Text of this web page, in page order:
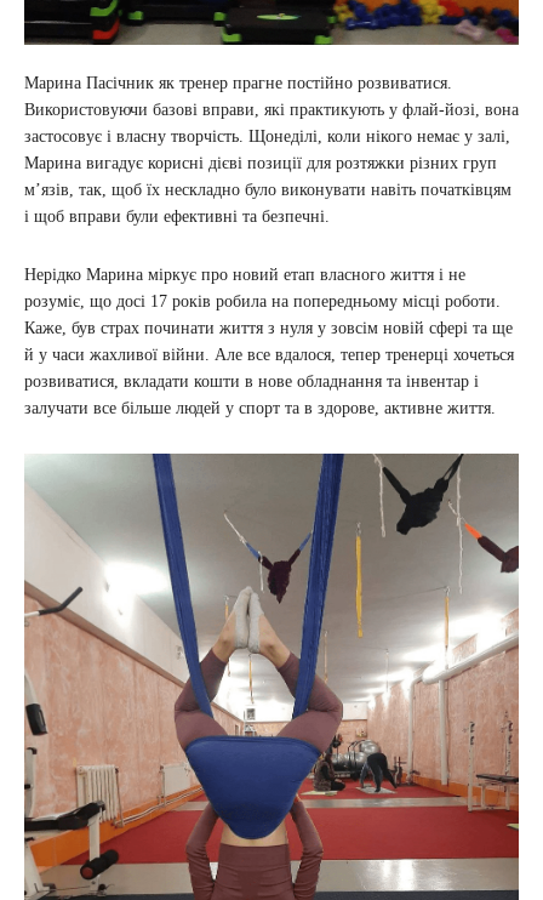
Марина Пасічник як тренер прагне постійно розвиватися.
Використовуючи базові вправи, які практикують у флай-йозі, вона
застосовує і власну творчість. Щонеділі, коли нікого немає у залі,
Марина вигадує корисні дієві позиції для розтяжки різних груп
м’язів, так, щоб їх нескладно було виконувати навіть початківцям
і щоб вправи були ефективні та безпечні.
Нерідко Марина міркує про новий етап власного життя і не
розуміє, що досі 17 років робила на попередньому місці роботи.
Каже, був страх починати життя з нуля у зовсім новій сфері та ще
й у часи жахливої війни. Але все вдалося, тепер тренерці хочеться
розвиватися, вкладати кошти в нове обладнання та інвентар і
залучати все більше людей у спорт та в здорове, активне життя.